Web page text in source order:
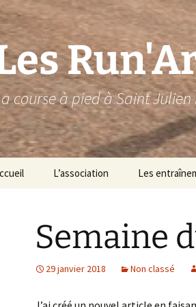
course à pied à Saint
L’association
Les run’ars 2026
Espace Run’Ars
Les
Semaine
29 janvier 2018 Non classé